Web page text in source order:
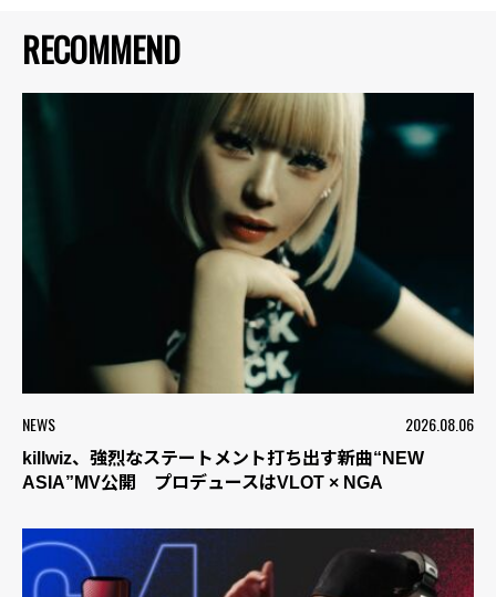
RECOMMEND
NEWS 2026.08.06
killwiz、強烈なステートメント打ち出す新曲“NEW
ASIA”MV公開 プロデュースはVLOT × NGA